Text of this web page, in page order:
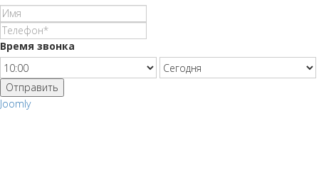
Время звонка
Отправить
Joomly